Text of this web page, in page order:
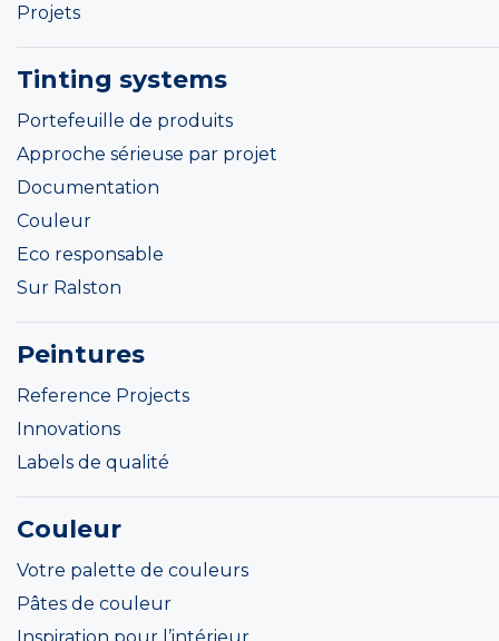
Projets
Tinting systems
Portefeuille de produits
Approche sérieuse par projet
Documentation
Couleur
Eco responsable
Sur Ralston
Peintures
Reference Projects
Innovations
Labels de qualité
Couleur
Votre palette de couleurs
Pâtes de couleur
Inspiration pour l’intérieur